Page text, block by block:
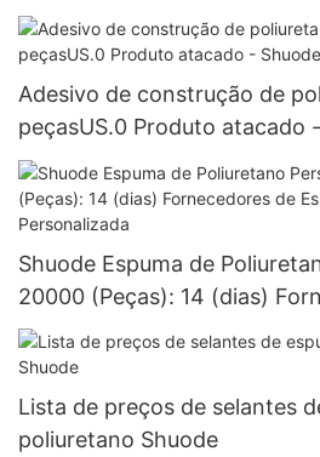
Adesivo de construção de
peçasUS.0 Produto atacado
Shuode Espuma de
20000 (Peças): 14 (dias)
Espuma de Poliuretano
Lista de preços de selantes
poliuretano Shuode